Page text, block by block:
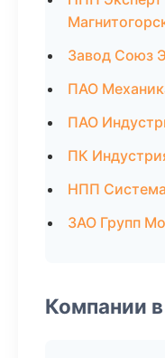
Завод Союз
ПАО
ПАО
ПК
НПП
ЗАО Групп
Компании